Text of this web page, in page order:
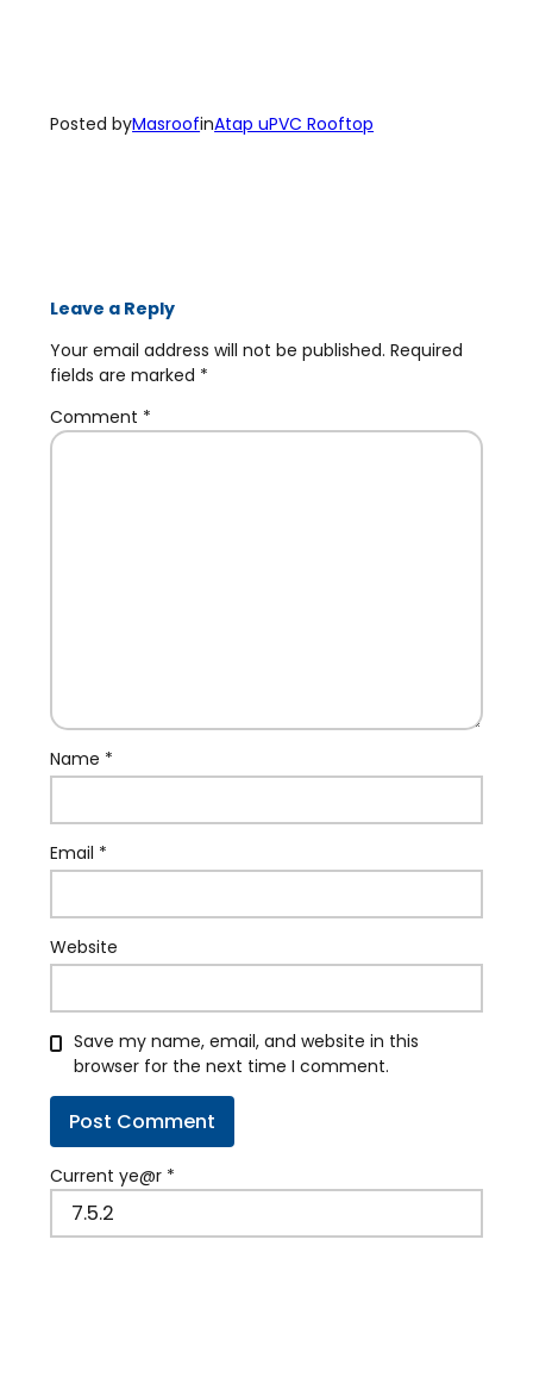
Posted byMasroofinAtap uPVC Rooftop
Leave a Reply
Your email address will not be published. Required
fields are marked *
Comment *
Name *
Email *
Website
Save my name, email, and website in this
browser for the next time I comment.
Current ye@r *